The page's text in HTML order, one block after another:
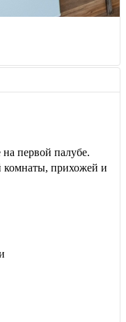
первой палубе.
комнаты, прихожей и